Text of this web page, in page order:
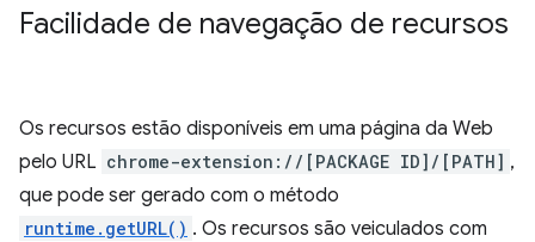
Facilidade de navegação de recursos
Os recursos estão disponíveis em uma página da Web
pelo URL chrome-extension://[PACKAGE ID]/[PATH] ,
que pode ser gerado com o método
runtime.getURL() . Os recursos são veiculados com